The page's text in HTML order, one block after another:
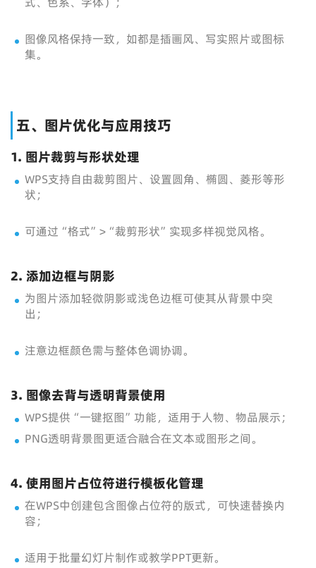
图像风格保持一致，如都是插画风、写实照片或图标
集。
五、图片优化与应用技巧
1. 图片裁剪与形状处理
WPS支持自由裁剪图片、设置圆角、椭圆、菱形等形
状；
可通过“格式”>“裁剪形状”实现多样视觉风格。
2. 添加边框与阴影
为图片添加轻微阴影或浅色边框可使其从背景中突
出；
注意边框颜色需与整体色调协调。
3. 图像去背与透明背景使用
WPS提供“一键抠图”功能，适用于人物、物品展示；
PNG透明背景图更适合融合在文本或图形之间。
4. 使用图片占位符进行模板化管理
在WPS中创建包含图像占位符的版式，可快速替换内
容；
适用于批量幻灯片制作或教学PPT更新。